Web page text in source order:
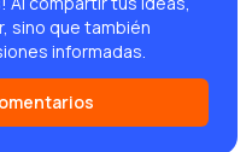
sino que también
informadas.